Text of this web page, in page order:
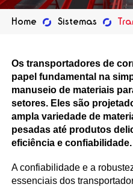
Home Sistemas
Os transportadores de
papel fundamental na
manuseio de materiais
setores. Eles são
ampla variedade de
pesadas até produtos
eficiência e confiabilidade.
A confiabilidade e a
essenciais dos